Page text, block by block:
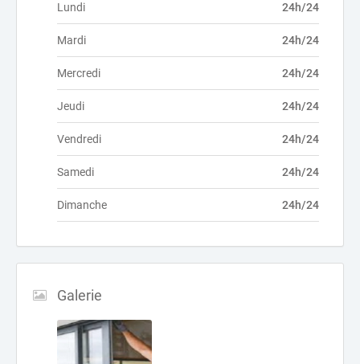
Lundi 24h/24
Mardi 24h/24
Mercredi 24h/24
Jeudi 24h/24
Vendredi 24h/24
Samedi 24h/24
Dimanche 24h/24
Galerie